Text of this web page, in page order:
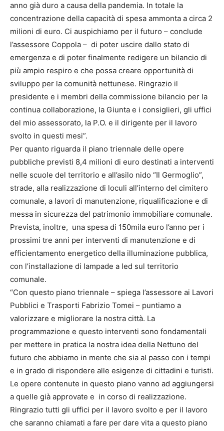
anno già duro a causa della pandemia. In totale la
concentrazione della capacità di spesa ammonta a circa 2
milioni di euro. Ci auspichiamo per il futuro – conclude
l’assessore Coppola – di poter uscire dallo stato di
emergenza e di poter finalmente redigere un bilancio di
più ampio respiro e che possa creare opportunità di
sviluppo per la comunità nettunese. Ringrazio il
presidente e i membri della commissione bilancio per la
continua collaborazione, la Giunta e i consiglieri, gli uffici
del mio assessorato, la P.O. e il dirigente per il lavoro
svolto in questi mesi”.
Per quanto riguarda il piano triennale delle opere
pubbliche previsti 8,4 milioni di euro destinati a interventi
nelle scuole del territorio e all’asilo nido “Il Germoglio”,
strade, alla realizzazione di loculi all’interno del cimitero
comunale, a lavori di manutenzione, riqualificazione e di
messa in sicurezza del patrimonio immobiliare comunale.
Prevista, inoltre, una spesa di 150mila euro l’anno per i
prossimi tre anni per interventi di manutenzione e di
efficientamento energetico della illuminazione pubblica,
con l’installazione di lampade a led sul territorio
comunale.
“Con questo piano triennale – spiega l’assessore ai Lavori
Pubblici e Trasporti Fabrizio Tomei – puntiamo a
valorizzare e migliorare la nostra città. La
programmazione e questo interventi sono fondamentali
per mettere in pratica la nostra idea della Nettuno del
futuro che abbiamo in mente che sia al passo con i tempi
e in grado di rispondere alle esigenze di cittadini e turisti.
Le opere contenute in questo piano vanno ad aggiungersi
a quelle già approvate e in corso di realizzazione.
Ringrazio tutti gli uffici per il lavoro svolto e per il lavoro
che saranno chiamati a fare per dare vita a questo piano